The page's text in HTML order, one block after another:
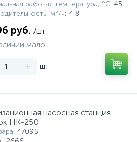
рабочая температура, °С: 45
м³/ч: 4,8
руб. /шт
мало
+ шт
насосная станция
НК-250
: 47095